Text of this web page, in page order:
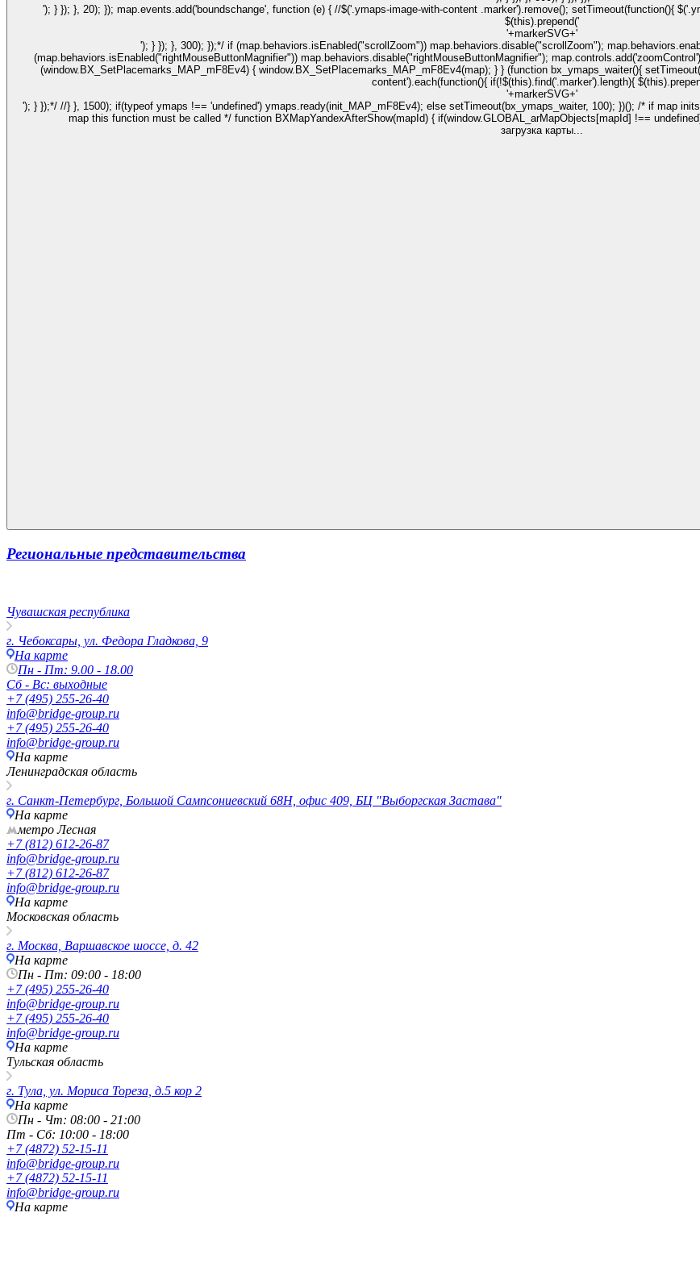
'); } }); }, 20); }); map.events.add('boundschange', function (e) { //$('.ymaps-image-with-content .marker').remove(); setTimeout(function(){
$(this).prepend('
'+markerSVG+'
'); } }); }, 300); });*/ if (map.behaviors.isEnabled("scrollZoom")) map.behaviors.disable("scrollZoom");
(map.behaviors.isEnabled("rightMouseButtonMagnifier")) map.behaviors.disable("rightMouseButtonMagnifier");
(window.BX_SetPlacemarks_MAP_mF8Ev4) { window.BX_SetPlacemarks_MAP_mF8Ev4(map); } } (function bx_ymaps_waiter(){
content').each(function(){ if(!$(this).find('.marker').length){
'+markerSVG+'
'); } });*/ //} }, 1500); if(typeof ymaps !== 'undefined') ymaps.ready(init_MAP_mF8Ev4); else setTimeout(bx_ymaps_waiter, 100); })(); /* if map
map this function must be called */ function BXMapYandexAfterShow(mapId) { if(window.GLOBAL_arMapObjects[mapId] !==
загрузка карты...
Региональные представительства
Чувашская республика
г. Чебоксары, ул. Федора Гладкова, 9
На карте
Пн - Пт: 9.00 - 18.00
Сб - Вс: выходные
+7 (495) 255-26-40
info@bridge-group.ru
+7 (495) 255-26-40
info@bridge-group.ru
На карте
Ленинградская область
г. Санкт-Петербург, Большой Сампсониевский 68Н, офис 409, БЦ "Выборгская Застава"
На карте
метро Лесная
+7 (812) 612-26-87
info@bridge-group.ru
+7 (812) 612-26-87
info@bridge-group.ru
На карте
Московская область
г. Москва, Варшавское шоссе, д. 42
На карте
Пн - Пт: 09:00 - 18:00
+7 (495) 255-26-40
info@bridge-group.ru
+7 (495) 255-26-40
info@bridge-group.ru
На карте
Тульская область
г. Тула, ул. Мориса Тореза, д.5 кор 2
На карте
Пн - Чт: 08:00 - 21:00
Пт - Сб: 10:00 - 18:00
+7 (4872) 52-15-11
info@bridge-group.ru
+7 (4872) 52-15-11
info@bridge-group.ru
На карте